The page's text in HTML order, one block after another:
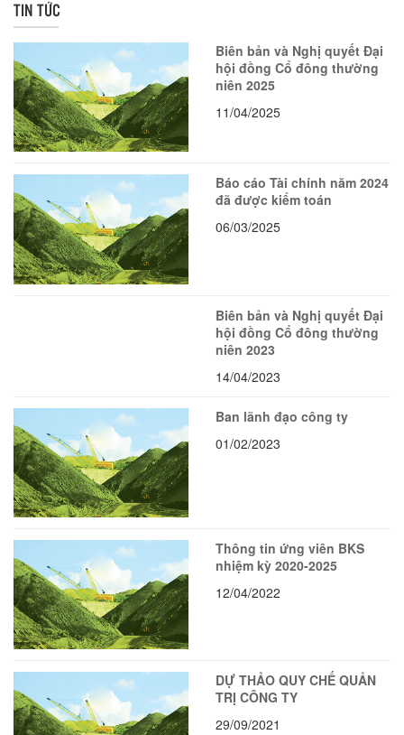
TIN TỨC
Biên bản và Nghị quyết Đại
hội đồng Cổ đông thường
niên 2025
11/04/2025
Báo cáo Tài chính năm 2024
đã được kiểm toán
06/03/2025
Biên bản và Nghị quyết Đại
hội đồng Cổ đông thường
niên 2023
14/04/2023
Ban lãnh đạo công ty
01/02/2023
Thông tin ứng viên BKS
nhiệm kỳ 2020-2025
12/04/2022
DỰ THẢO QUY CHẾ QUẢN
TRỊ CÔNG TY
29/09/2021